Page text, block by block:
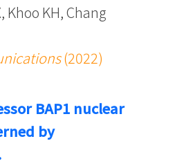
Khoo KH, Chang
(2022)
BAP1 nuclear
by